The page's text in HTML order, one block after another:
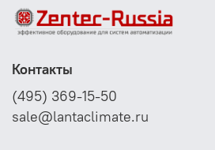
Контакты
(495) 369-15-50
sale@lantaclimate.ru